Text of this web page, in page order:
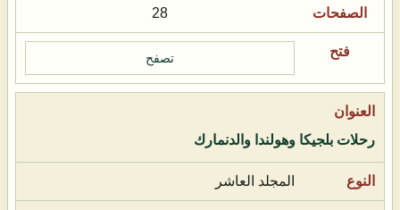
28
تصفح
رحلات بلجيكا وهولندا والدنمارك
المجلد العاشر